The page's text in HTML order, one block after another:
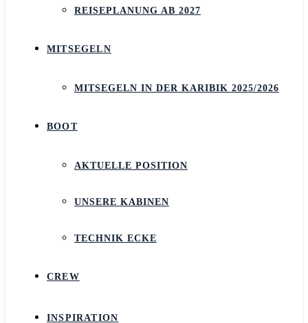
REISEPLANUNG AB 2027
MITSEGELN
MITSEGELN IN DER KARIBIK 2025/2026
BOOT
AKTUELLE POSITION
UNSERE KABINEN
TECHNIK ECKE
CREW
INSPIRATION